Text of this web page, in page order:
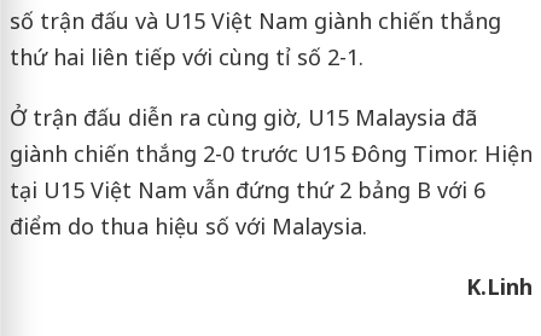
số trận đấu và U15 Việt Nam giành chiến thắng
thứ hai liên tiếp với cùng tỉ số 2-1.
Ở trận đấu diễn ra cùng giờ, U15 Malaysia đã
giành chiến thắng 2-0 trước U15 Đông Timor. Hiện
tại U15 Việt Nam vẫn đứng thứ 2 bảng B với 6
điểm do thua hiệu số với Malaysia.
K.Linh